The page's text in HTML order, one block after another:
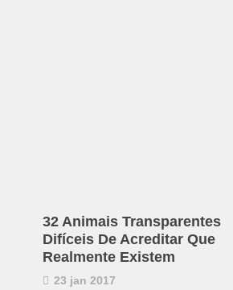
32 Animais Transparentes
Difíceis De Acreditar Que
Realmente Existem
23 jan 2017